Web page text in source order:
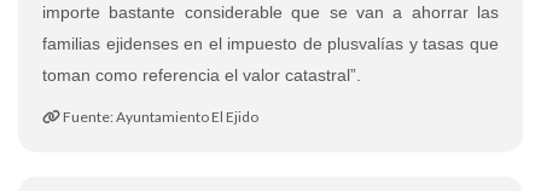
importe bastante considerable que se van a ahorrar las
familias ejidenses en el impuesto de plusvalías y tasas que
toman como referencia el valor catastral”.
Fuente: Ayuntamiento El Ejido